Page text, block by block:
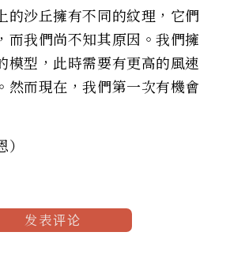
的沙丘擁有不同的紋理，它們
而我們尚不知其原因。我們擁
模型，此時需要有更高的風速
然而現在，我們第一次有機會
发表评论